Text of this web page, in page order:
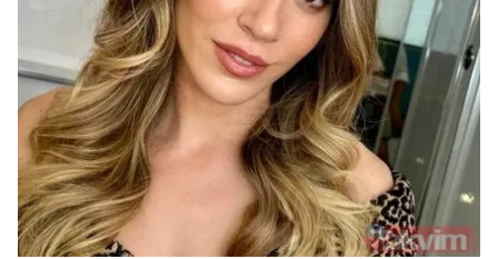
6698 sayılı Kişisel Verilerin Korunması Kanunu uyarınca
hazırlanmış Aydınlatma Metnimizi okumak ve sitemizde
ilgili mevzuata uygun olarak kullanılan çerezlerle ilgili bilgi
almak için lütfentıklayınız